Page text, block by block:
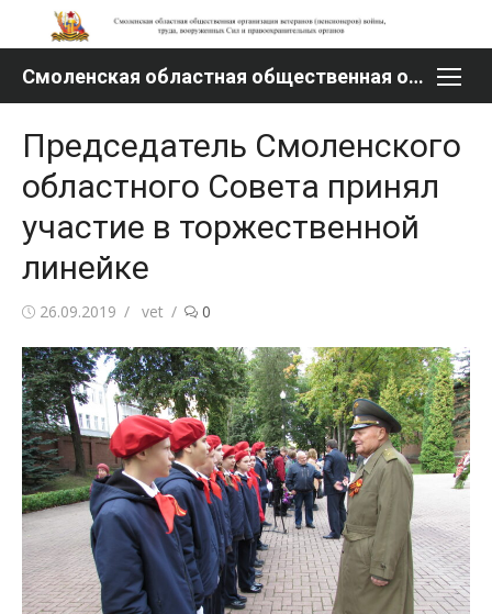
Перейти
содержимому
Смоленская областная общественная организация ветеранов (пенсионеров) войны, труда, вооруженных Сил и правоохранительных органов
Председатель Смоленского
областного Совета принял
участие в торжественной
линейке
Опубликовано
26.09.2019 Автор
vet 0